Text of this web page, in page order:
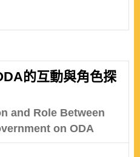
的互動與角色探
and Role Between
on ODA